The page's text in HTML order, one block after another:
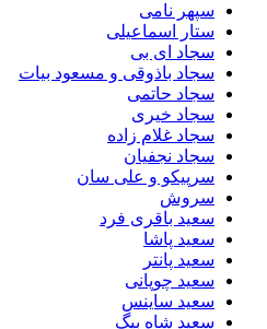
سپهر نامی
ستار اسماعیلی
سجاد ای بی
سجاد باذوقی و مسعود بیات
سجاد حاتمی
سجاد خیری
سجاد غلام زاده
سجاد نجفیان
سرپیکو و علی سان
سروش
سعید باقری فرد
سعید پاشا
سعید پانتر
سعید چوپانی
سعید ساینس
سعید شاه بیگ